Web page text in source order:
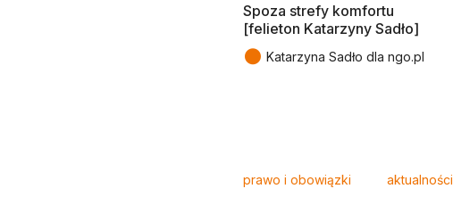
Spoza strefy komfortu
[felieton Katarzyny Sadło]
● Katarzyna Sadło dla ngo.pl
prawo i obowiązki aktualności